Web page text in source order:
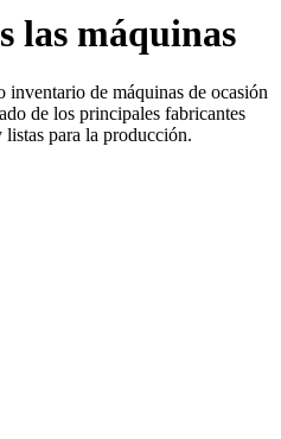
las máquinas
inventario de máquinas de ocasión
de los principales fabricantes
para la producción.